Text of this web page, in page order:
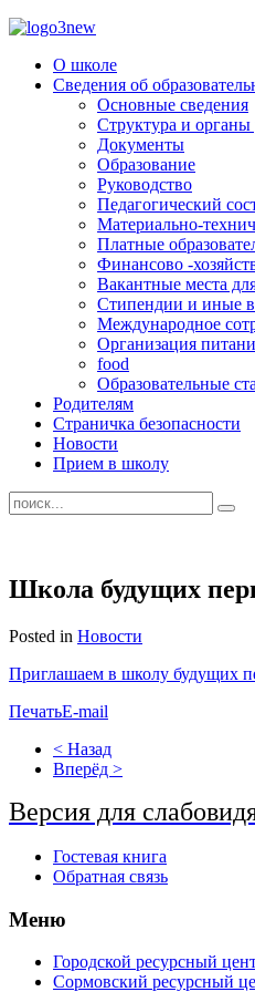
О школе
Сведения об
Основные сведения
Структура и органы
Документы
Образование
Руководство
Педагогический
Материально-
Платные
Финансово -
Вакантные места
Стипендии и иные
Международное
Организация
food
Образовательные
Родителям
Страничка безопасности
Новости
Прием в школу
Школа будущих
Posted in Новости
Приглашаем в школу будущих
ПечатьE-mail
< Назад
Вперёд >
Версия для
Гостевая книга
Обратная связь
Меню
Городской ресурсный
Сормовский ресурсный